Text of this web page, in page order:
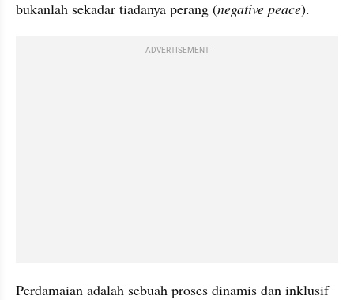
bukanlah sekadar tiadanya perang (negative peace).
ADVERTISEMENT
Perdamaian adalah sebuah proses dinamis dan inklusif